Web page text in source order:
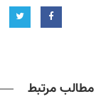
مطالب مرتبط